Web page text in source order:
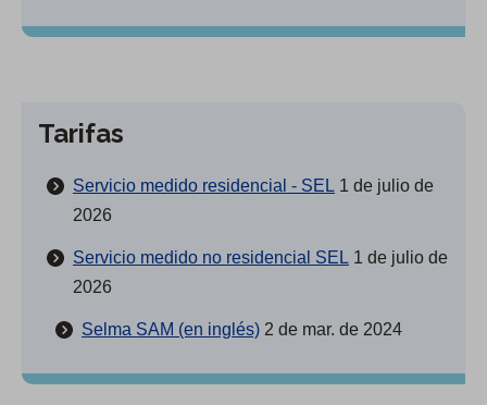
Tarifas
Servicio medido residencial - SEL 1 de julio de
2026
Servicio medido no residencial SEL 1 de julio de
2026
Selma SAM (en inglés) 2 de mar. de 2024